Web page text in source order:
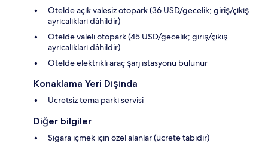
Otelde açık valesiz otopark (36 USD/gecelik; giriş/çıkış
ayrıcalıkları dâhildir)
Otelde valeli otopark (45 USD/gecelik; giriş/çıkış
ayrıcalıkları dâhildir)
Otelde elektrikli araç şarj istasyonu bulunur
Konaklama Yeri Dışında
Ücretsiz tema parkı servisi
Diğer bilgiler
Sigara içmek için özel alanlar (ücrete tabidir)